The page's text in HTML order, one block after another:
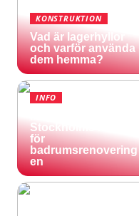
KONSTRUKTION
Vad är lagerhyllor
och varför använda
dem hemma?
INFO
Stockholms natur
för
badrumsrenovering
en